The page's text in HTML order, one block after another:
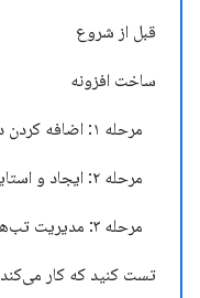
قبل از شروع
ساخت افزونه
مرحله ۱: اضافه کردن داده‌ها و آیکون‌های افزونه
مرحله ۲: ایجاد و استایل‌دهی به پنجره پاپ‌آپ
مرحله ۳: مدیریت تب‌ها
تست کنید که کار می‌کند